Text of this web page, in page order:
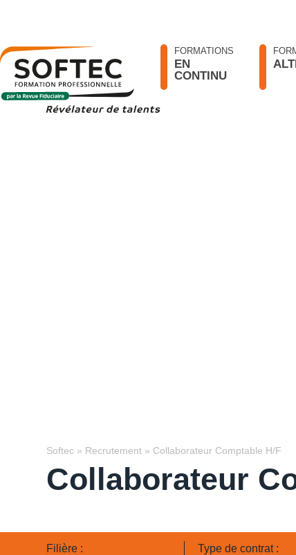
FORMATIONS
EN
CONTINU
Softec » Recrutement » Collaborateur Comptable H/F
Collaborateur
Filière : Type de contrat :